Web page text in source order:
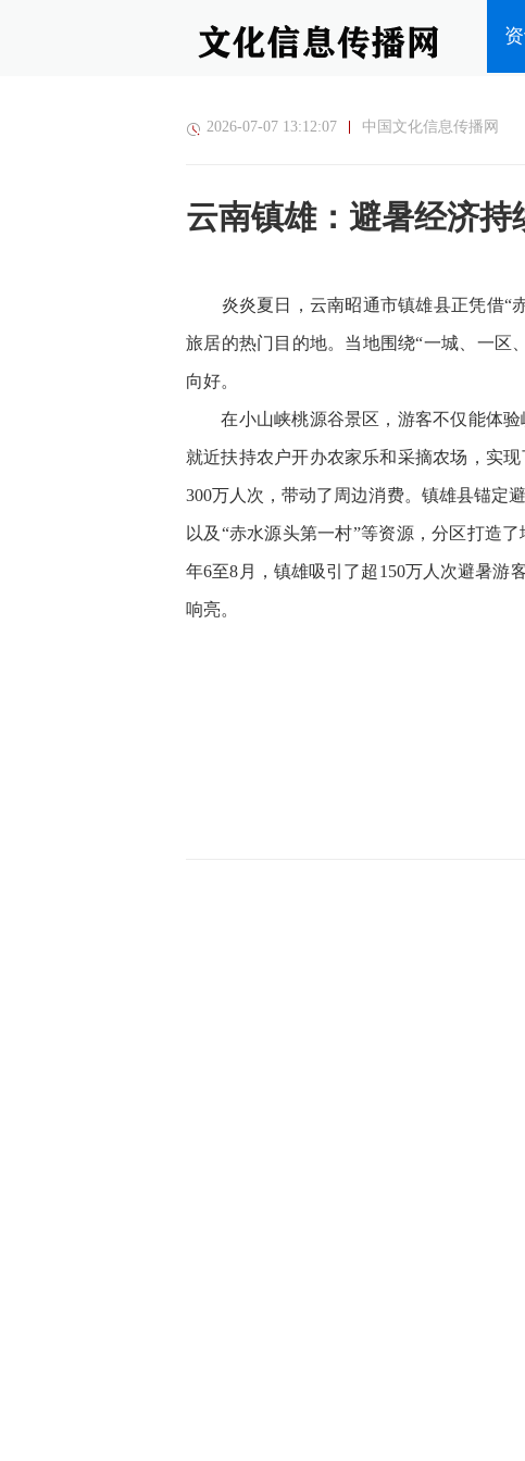
2026-07-07 13:12:07 中国文化信息传播网
云南镇雄：避暑经济
炎炎夏日，云南昭通市镇雄县正凭借“
旅居的热门目的地。当地围绕“一城、一区
向好。
在小山峡桃源谷景区，游客不仅能体验
就近扶持农户开办农家乐和采摘农场，实
300万人次，带动了周边消费。镇雄县锚定
以及“赤水源头第一村”等资源，分区打造
年6至8月，镇雄吸引了超150万人次避暑
响亮。